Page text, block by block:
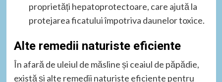
proprietăți hepatoprotectoare, care ajută la
protejarea ficatului împotriva daunelor toxice.
Alte remedii naturiste eficiente
În afară de uleiul de măsline și ceaiul de păpădie,
există și alte remedii naturiste eficiente pentru